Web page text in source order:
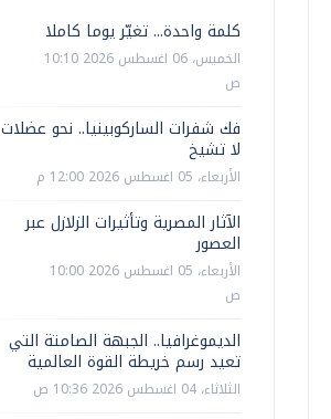
كلمة واحدة... تغيّر يوما كاملا
الخميس، 06 اغسطس 2026 10:10
ص
فك شفرات الساركوبينيا.. نحو عضلات
لا تشيخ
الأربعاء، 05 اغسطس 2026 12:00 م
الآثار المصرية وتأثيرات الزلازل عبر
العصور
الأربعاء، 05 اغسطس 2026 10:00
ص
الديموغرافيا.. الجبهة الصامتة التي
تعيد رسم خريطة القوة العالمية
الثلاثاء، 04 اغسطس 2026 10:36 ص